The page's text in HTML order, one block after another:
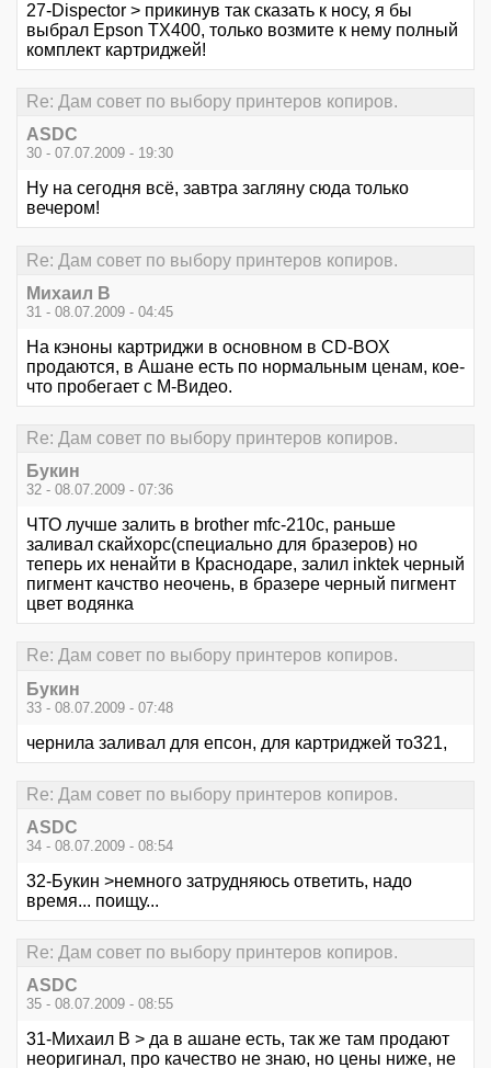
27-Dispector > прикинув так сказать к носу, я бы
выбрал Epson TX400, только возмите к нему полный
комплект картриджей!
Re: Дам совет по выбору принтеров копиров.
ASDC
30 - 07.07.2009 - 19:30
Ну на сегодня всё, завтра загляну сюда только
вечером!
Re: Дам совет по выбору принтеров копиров.
Михаил В
31 - 08.07.2009 - 04:45
На кэноны картриджи в основном в CD-BOX
продаются, в Ашане есть по нормальным ценам, кое-
что пробегает с М-Видео.
Re: Дам совет по выбору принтеров копиров.
Букин
32 - 08.07.2009 - 07:36
ЧТО лучше залить в brother mfc-210c, раньше
заливал скайхорс(специально для бразеров) но
теперь их ненайти в Краснодаре, залил inktek черный
пигмент качство неочень, в бразере черный пигмент
цвет водянка
Re: Дам совет по выбору принтеров копиров.
Букин
33 - 08.07.2009 - 07:48
чернила заливал для епсон, для картриджей то321,
Re: Дам совет по выбору принтеров копиров.
ASDC
34 - 08.07.2009 - 08:54
32-Букин >немного затрудняюсь ответить, надо
время... поищу...
Re: Дам совет по выбору принтеров копиров.
ASDC
35 - 08.07.2009 - 08:55
31-Михаил В > да в ашане есть, так же там продают
неоригинал, про качество не знаю, но цены ниже, не